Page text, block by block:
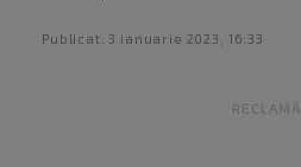
Publicat: 3 ianuarie 2023, 16:33
RECLAMĂ